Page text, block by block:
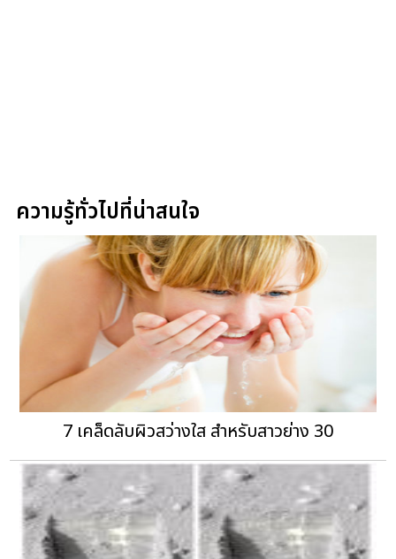
ความรู้ทั่วไปที่น่าสนใจ
7 เคล็ดลับผิวสว่างใส สำหรับสาวย่าง 30